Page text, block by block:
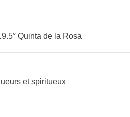
Quinta de la Rosa
et spiritueux